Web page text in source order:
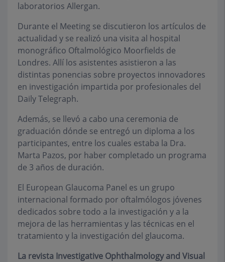
laboratorios Allergan.
Durante el Meeting se discutieron los artículos de
actualidad y se realizó una visita al hospital
monográfico Oftalmológico Moorfields de
Londres. Allí los asistentes asistieron a las
distintas ponencias sobre proyectos innovadores
en investigación impartida por profesionales del
Daily Telegraph.
Además, se llevó a cabo una ceremonia de
graduación dónde se entregó un diploma a los
participantes, entre los cuales estaba la Dra.
Marta Pazos, por haber completado un programa
de 3 años de duración.
El European Glaucoma Panel es un grupo
internacional formado por oftalmólogos jóvenes
dedicados sobre todo a la investigación y a la
mejora de las herramientas y las técnicas en el
tratamiento y la investigación del glaucoma.
La revista Investigative Ophthalmology and Visual